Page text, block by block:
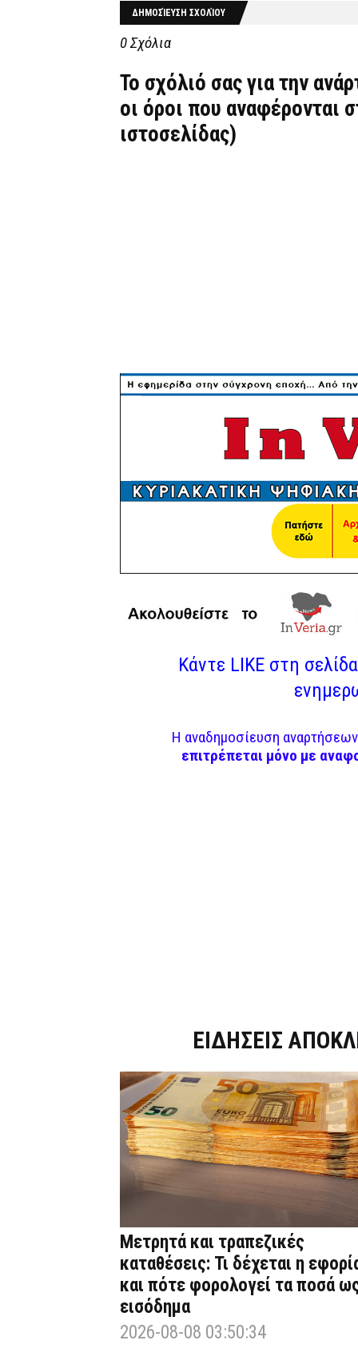
ΔΗΜΟΣΊΕΥΣΗ ΣΧΟΛΊΟΥ
0 Σχόλια
Το σχόλιό σας για την
οι όροι που αναφέρονται
ιστοσελίδας)
Κάντε LIKE στη
Η αναδημοσίευση
επιτρέπεται μόνο με
ΕΙΔΗΣΕΙΣ
Μετρητά και τραπεζικές
καταθέσεις: Τι δέχεται η
και πότε φορολογεί τα ποσά
εισόδημα
2026-08-08 03:50:34